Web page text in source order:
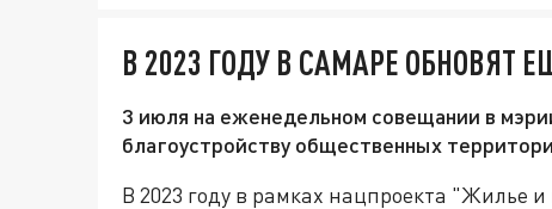
В 2023 ГОДУ В САМАРЕ ОБНОВЯТ
3 июля на еженедельном совещании в
благоустройству общественных
В 2023 году в рамках нацпроекта "Жилье